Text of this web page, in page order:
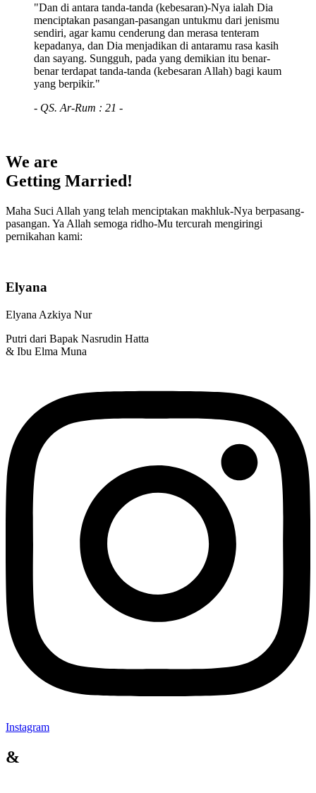
"Dan di antara tanda-tanda (kebesaran)-Nya ialah Dia
menciptakan pasangan-pasangan untukmu dari jenismu
sendiri, agar kamu cenderung dan merasa tenteram
kepadanya, dan Dia menjadikan di antaramu rasa kasih
dan sayang. Sungguh, pada yang demikian itu benar-
benar terdapat tanda-tanda (kebesaran Allah) bagi kaum
yang berpikir."
- QS. Ar-Rum : 21 -
We are
Getting Married!
Maha Suci Allah yang telah menciptakan makhluk-Nya berpasang-
pasangan. Ya Allah semoga ridho-Mu tercurah mengiringi
pernikahan kami:
Elyana
Elyana Azkiya Nur
Putri dari Bapak Nasrudin Hatta
& Ibu Elma Muna
Instagram
&